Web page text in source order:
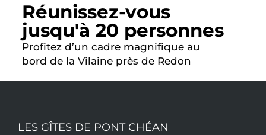
Réunissez-vous
jusqu'à 20 personnes
Profitez d’un cadre magnifique au
bord de la Vilaine près de Redon
LES GÎTES DE PONT CHÉAN